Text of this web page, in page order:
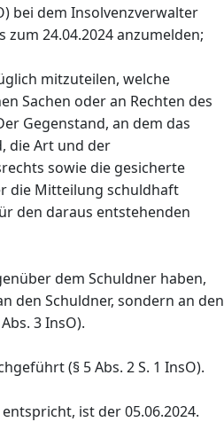
bei dem Insolvenzverwalter
zum 24.04.2024 anzumelden;
mitzuteilen, welche
Sachen oder an Rechten des
Gegenstand, an dem das
die Art und der
sowie die gesicherte
die Mitteilung schuldhaft
den daraus entstehenden
dem Schuldner haben,
den Schuldner, sondern an den
3 InsO).
(§ 5 Abs. 2 S. 1 InsO).
ist der 05.06.2024.